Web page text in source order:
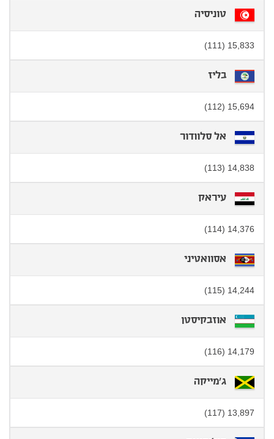
טוניסיה
15,833 (111)
בליז
15,694 (112)
אל סלוודור
14,838 (113)
עיראק
14,376 (114)
אסוואטיני
14,244 (115)
אוזבקיסטן
14,179 (116)
ג'מייקה
13,897 (117)